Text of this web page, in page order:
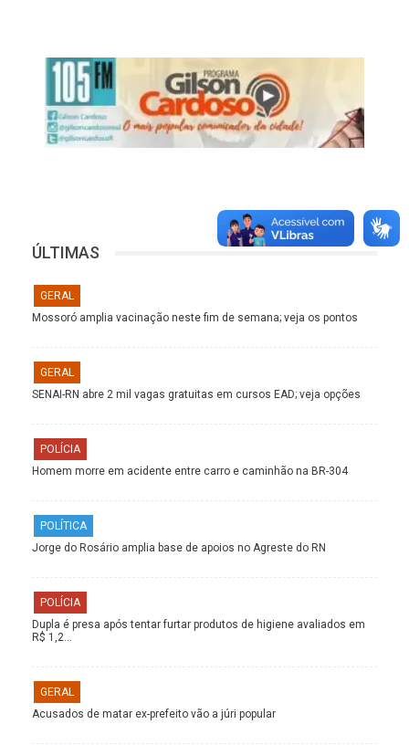
ÚLTIMAS
GERAL
Mossoró amplia vacinação neste fim de semana; veja os pontos
GERAL
SENAI-RN abre 2 mil vagas gratuitas em cursos EAD; veja opções
POLÍCIA
Homem morre em acidente entre carro e caminhão na BR-304
POLÍTICA
Jorge do Rosário amplia base de apoios no Agreste do RN
POLÍCIA
Dupla é presa após tentar furtar produtos de higiene avaliados em
R$ 1,2…
GERAL
Acusados de matar ex-prefeito vão a júri popular